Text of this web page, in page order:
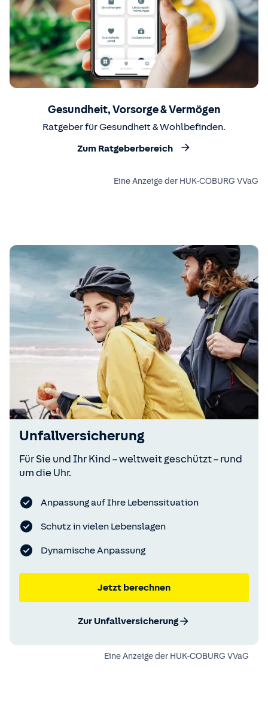
Gesundheit, Vorsorge & Vermögen
Ratgeber für Gesundheit & Wohlbefinden.
Zum Ratgeberbereich
Eine Anzeige der HUK-COBURG VVaG
Unfallversicherung
Für Sie und Ihr Kind – weltweit geschützt – rund
um die Uhr.
Anpassung auf Ihre Lebenssituation
Schutz in vielen Lebenslagen
Dynamische Anpassung
Jetzt berechnen
Zur Unfallversicherung
Eine Anzeige der HUK-COBURG VVaG